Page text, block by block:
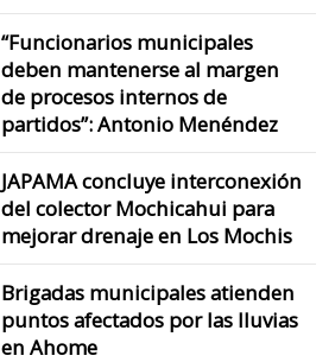
“Funcionarios municipales
deben mantenerse al margen
de procesos internos de
partidos”: Antonio Menéndez
JAPAMA concluye interconexión
del colector Mochicahui para
mejorar drenaje en Los Mochis
Brigadas municipales atienden
puntos afectados por las lluvias
en Ahome